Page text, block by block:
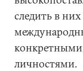
следить в
личностями.